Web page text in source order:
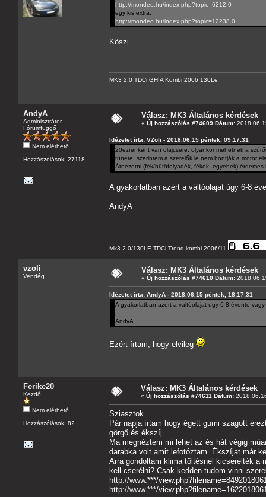
http://mondeo.hu/index.php?topic=6212.0
egy kis extra:
http://mondeo.hu/index.php?topic=12238.0
Köszi.
MK3 2.0 TDCi GHIA Kombi 2006 130Le
AndyA
Adminisztrátor
Fórumfüggő
Nem elérhető
Hozzászólások: 27118
Válasz: MK3 Általános kérdések
« Új hozzászólás #74609 Dátum:
Idézetet írta: VZoli - 2018.06.15 péntek, 09:17:31
20ezrenként van olajcsere, olyankor mehetnek a
tünete, szerintem a szerelők le nem bontják a motor
Átnézetni (fék/hűtőfolyadék, fékek, egyebek) érdemes
A gyakorlatban azért a váltóolajat úgy 6-8
AndyA
Mk3 2.0/130LE TDCi Trend kombi 2006/11
vzoli
Vendég
Válasz: MK3 Általános kérdések
« Új hozzászólás #74610 Dátum:
Idézetet írta: AndyA - 2018.06.15 péntek, 18:17:31
A gyakorlatban azért a váltóolajat úgy 6-8 évente
AndyA
Ezért írtam, hogy elvileg
Ferike20
Kezdő
Nem elérhető
Hozzászólások: 82
Válasz: MK3 Általános kérdések
« Új hozzászólás #74611 Dátum:
Sziasztok.
Pár napja írtam hogy égett gumi szagott
görgő és ékszíj.
Ma megnéztem mi lehet az és hát végig
darabka volt amit lefotóztam. Ékszíjat már
Arra gondoltam klima töltésnél kicserélték a
kell cserélni? Csak kedden tudom vinni
http://www.***/
http://www.***/